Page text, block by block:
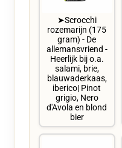
➤Scrocchi
rozemarijn (175
gram) - De
allemansvriend -
Heerlijk bij o.a.
salami, brie,
blauwaderkaas,
iberico| Pinot
grigio, Nero
d'Avola en blond
bier